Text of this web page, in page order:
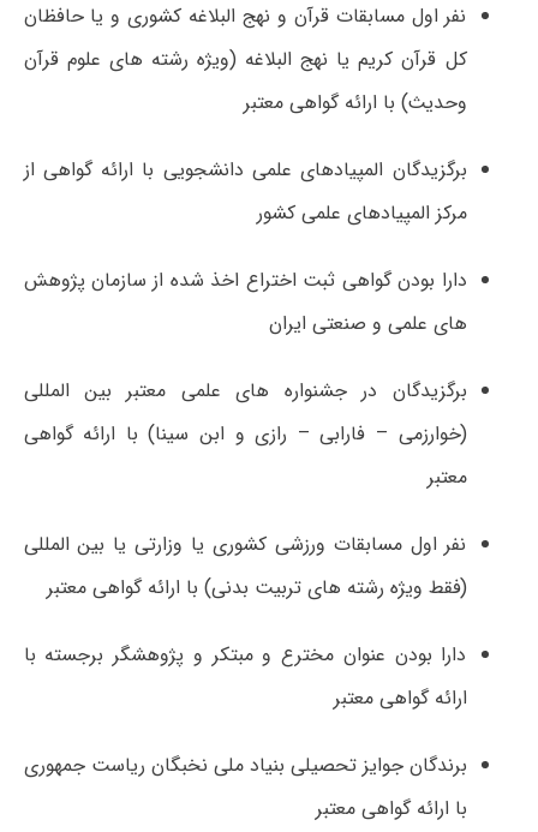
نفر اول مسابقات قرآن و نهج البلاغه کشوری و یا حافظان
کل قرآن کریم یا نهج البلاغه (ویژه رشته های علوم قرآن
وحدیث) با ارائه گواهی معتبر
برگزیدگان المپیادهای علمی دانشجویی با ارائه گواهی از
مرکز المپیادهای علمی کشور
دارا بودن گواهی ثبت اختراع اخذ شده از سازمان پژوهش
های علمی و صنعتی ایران
برگزیدگان در جشنواره های علمی معتبر بین المللی
(خوارزمی – فارابی – رازی و ابن سینا) با ارائه گواهی
معتبر
نفر اول مسابقات ورزشی کشوری یا وزارتی یا بین المللی
(فقط ویژه رشته های تربیت بدنی) با ارائه گواهی معتبر
دارا بودن عنوان مخترع و مبتکر و پژوهشگر برجسته با
ارائه گواهی معتبر
برندگان جوایز تحصیلی بنیاد ملی نخبگان ریاست جمهوری
با ارائه گواهی معتبر